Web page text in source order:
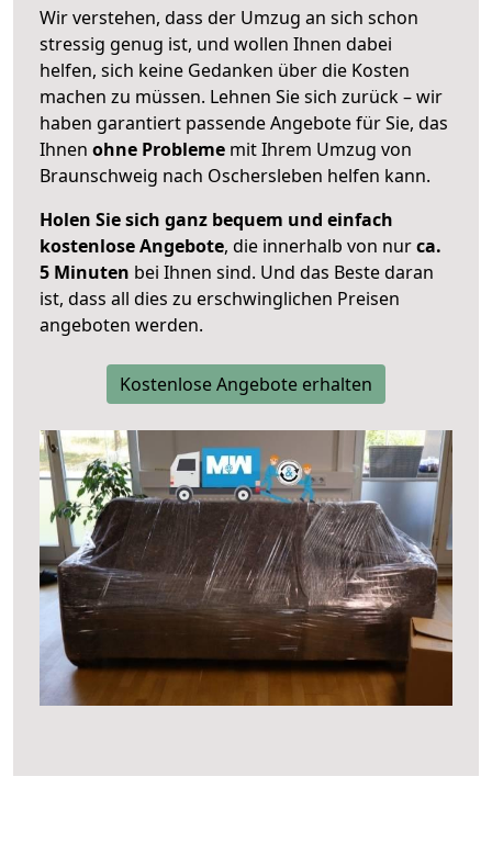
Wir verstehen, dass der Umzug an sich schon
stressig genug ist, und wollen Ihnen dabei
helfen, sich keine Gedanken über die Kosten
machen zu müssen. Lehnen Sie sich zurück – wir
haben garantiert passende Angebote für Sie, das
Ihnen ohne Probleme mit Ihrem Umzug von
Braunschweig nach Oschersleben helfen kann.
Holen Sie sich ganz bequem und einfach
kostenlose Angebote, die innerhalb von nurca.
5 Minuten bei Ihnen sind. Und das Beste daran
ist, dass all dies zu erschwinglichen Preisen
angeboten werden.
Kostenlose Angebote erhalten